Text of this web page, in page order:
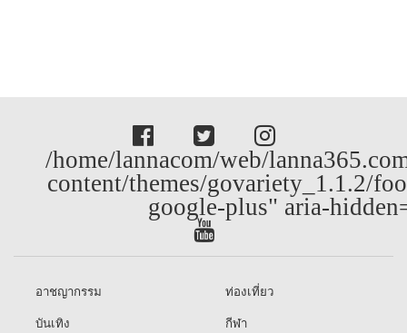
/home/lannacom/web/
content/themes/govariety_1.1.2/
google-plus" aria-
อาชญากรรม
ท่องเที่ยว
บันเทิง
กีฬา